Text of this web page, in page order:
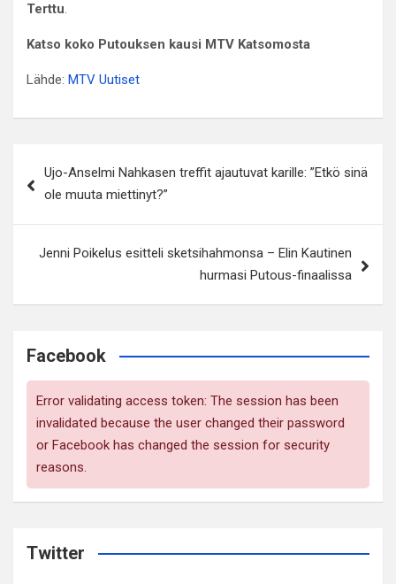
Terttu.
Katso koko Putouksen kausi MTV Katsomosta
Lähde: MTV Uutiset
selaus
Ujo-Anselmi Nahkasen treffit ajautuvat karille: ”Etkö sinä
ole muuta miettinyt?”
Jenni Poikelus esitteli sketsihahmonsa – Elin Kautinen
hurmasi Putous-finaalissa
Facebook
Error validating access token: The session has been
invalidated because the user changed their password
or Facebook has changed the session for security
reasons.
Twitter